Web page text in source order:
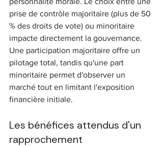
prise de contrôle majoritaire (plus de 50
% des droits de vote) ou minoritaire
impacte directement la gouvernance.
Une participation majoritaire offre un
pilotage total, tandis qu'une part
minoritaire permet d'observer un
marché tout en limitant l'exposition
financière initiale.
Les bénéfices attendus d'un
rapprochement